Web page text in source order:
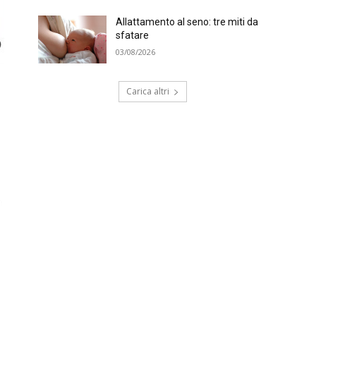
Allattamento al seno: tre miti da
sfatare
03/08/2026
Carica altri